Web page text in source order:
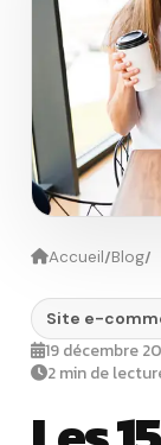
Accueil/Blog/
Site e-
19 décembre
2 min de